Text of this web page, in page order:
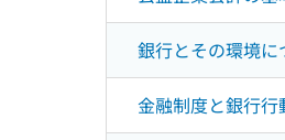
銀行とその環境
金融制度と銀行行